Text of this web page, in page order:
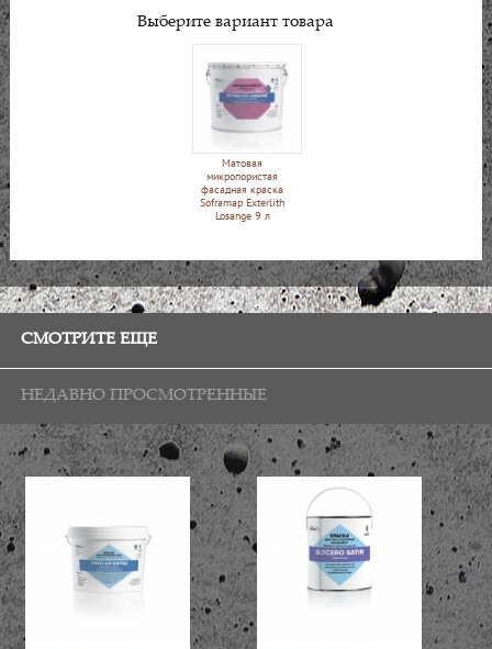
Выберите вариант товара
Матовая
микропористая
фасадная краска
Soframap Exterlith
Losange 9 л
СМОТРИТЕ ЕЩЕ
НЕДАВНО ПРОСМОТРЕННЫЕ